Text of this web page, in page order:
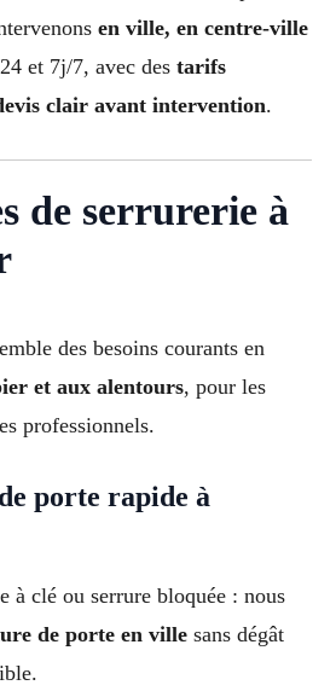
en ville, en centre-ville
et 7j/7, avec des tarifs
clair avant intervention.
de serrurerie à
des besoins courants en
et aux alentours, pour les
professionnels.
porte rapide à
à clé ou serrure bloquée : nous
de porte en ville sans dégât